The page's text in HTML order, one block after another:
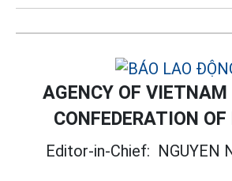
AGENCY OF VIETNAM
CONFEDERATION
Editor-in-Chief: NGUYEN